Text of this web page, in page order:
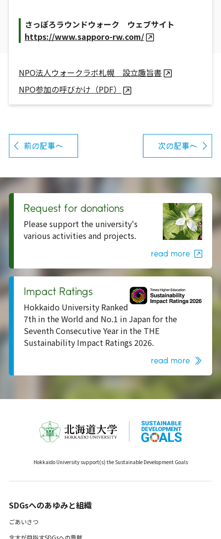
さっぽろラウンドウォーク ウェブサイト
https://www.sapporo-rw.com/
NPO法人ウォークラボ札幌　設立趣旨書
NPO参加の呼びかけ（PDF）
前の記事へ 次の記事へ
Request for donations
Please support the university's
various activities and projects.
read more
Impact Ratings
Hokkaido University Ranked
7th in the World and No.1 in Japan for the
Seventh Consecutive Year in the THE
Sustainability Impact Ratings 2026.
read more
Hokkaido University support(s) the Sustainable Development Goals
SDGsへのあゆみと組織 ​
ごあいさつ
北大が目指すSDGsへの貢献